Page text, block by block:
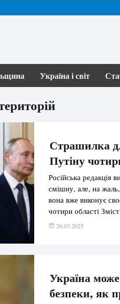
Україна і світ
Страшилка
Путіну
Російська редакція
смішну, але, на жаль,
вона вже виконує
чотири області
у Саудівській
26.03.2025
Україна може
безпеки, як